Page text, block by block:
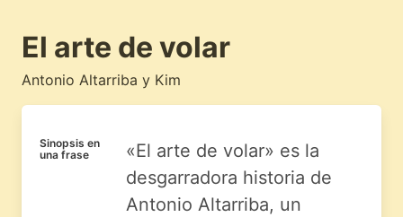
El arte de volar
Antonio Altarriba y Kim
Sinopsis en
una frase
«El arte de volar» es la
desgarradora historia de
Antonio Altarriba, un